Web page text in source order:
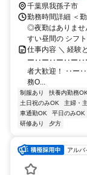
千葉県我孫子市
勤務時間詳細 ＜
◎夜勤はありませ
すい昼間の シフ
仕事内容 ＼ 経
ー‥ー‥ー‥ー‥ー
者大歓迎！ ‥
務O...
制服あり 扶養内勤務OK
土日祝のみOK
主婦・
車通勤OK
平日のみOK
研修あり
夕方
アルバ